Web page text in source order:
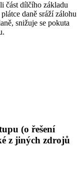
část dílčího základu
daně sráží zálohu
snižuje se pokuta
(o řešení
z jiných zdrojů